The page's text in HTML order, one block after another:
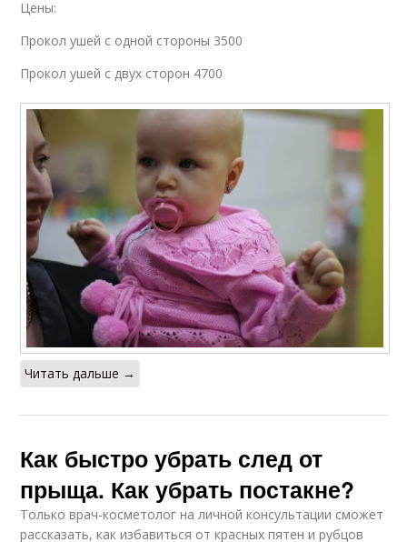
Цены:
Прокол ушей с одной стороны 3500
Прокол ушей с двух сторон 4700
Читать дальше →
Как быстро убрать след от
прыща. Как убрать постакне?
Только врач-косметолог на личной консультации сможет
рассказать, как избавиться от красных пятен и рубцов